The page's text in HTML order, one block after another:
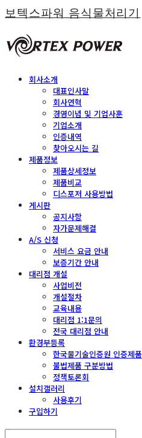
보텍스파워 음식물처리기
회사소개
대표인사말
회사연혁
경영이념 및 기업사훈
기업소개
인증내역
찾아오시는 길
제품정보
제품상세정보
제품비교
디스포저 사용방법
게시판
공지사항
자가문제해결
A/S 신청
서비스 요금 안내
보증기간 안내
대리점 개설
사업비전
개설절차
교육내용
대리점 1:1문의
전국 대리점 안내
환경부등록
한국물기술인증원 인증제품
불법제품 구분방법
정책토론회
설치갤러리
사용후기
구입하기